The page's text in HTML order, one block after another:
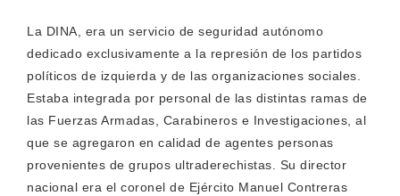
La DINA, era un servicio de seguridad autónomo
dedicado exclusivamente a la represión de los partidos
políticos de izquierda y de las organizaciones sociales.
Estaba integrada por personal de las distintas ramas de
las Fuerzas Armadas, Carabineros e Investigaciones, al
que se agregaron en calidad de agentes personas
provenientes de grupos ultraderechistas. Su director
nacional era el coronel de Ejército Manuel Contreras